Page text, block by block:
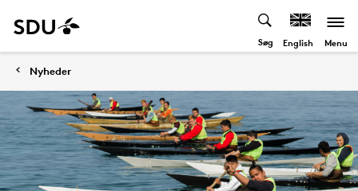
Søg English Menu
Nyheder